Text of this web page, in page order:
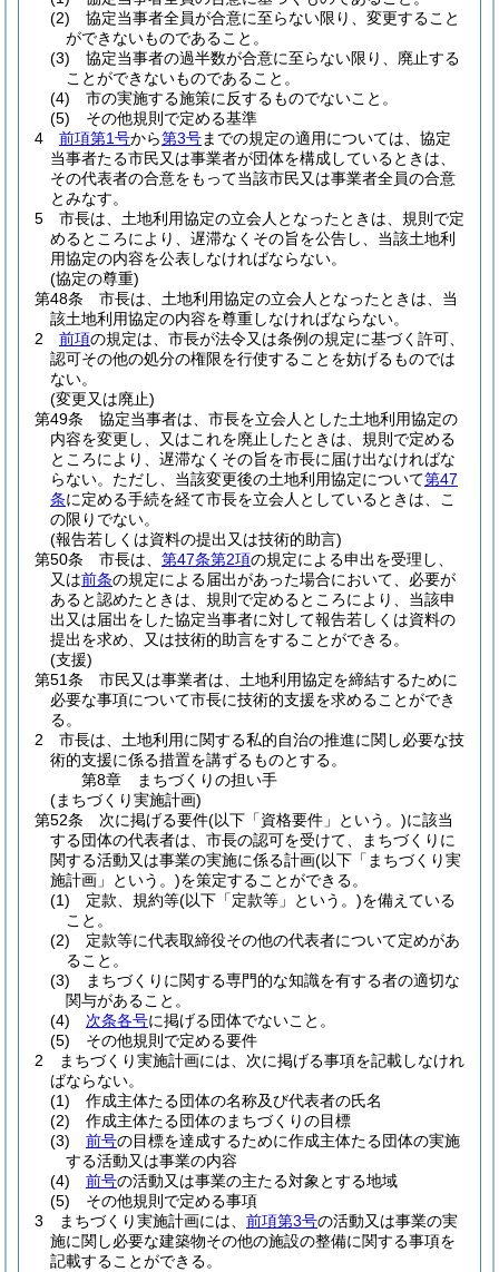
(2)
協定当事者全員が合意に至らない限り、変更すること
ができないものであること。
(3)
協定当事者の過半数が合意に至らない限り、廃止する
ことができないものであること。
(4)
市の実施する施策に反するものでないこと。
(5)
その他規則で定める基準
4
前項第1号から第3号までの規定の適用については、協定
当事者たる市民又は事業者が団体を構成しているときは、
その代表者の合意をもって当該市民又は事業者全員の合意
とみなす。
5
市長は、土地利用協定の立会人となったときは、規則で定
めるところにより、遅滞なくその旨を公告し、当該土地利
用協定の内容を公表しなければならない。
(協定の尊重)
第48条
市長は、土地利用協定の立会人となったときは、当
該土地利用協定の内容を尊重しなければならない。
2
前項の規定は、市長が法令又は条例の規定に基づく許可、
認可その他の処分の権限を行使することを妨げるものでは
ない。
(変更又は廃止)
第49条
協定当事者は、市長を立会人とした土地利用協定の
内容を変更し、又はこれを廃止したときは、規則で定める
ところにより、遅滞なくその旨を市長に届け出なければな
らない。 ただし、当該変更後の土地利用協定について第47
条に定める手続を経て市長を立会人としているときは、こ
の限りでない。
(報告若しくは資料の提出又は技術的助言)
第50条
市長は、 第47条第2項の規定による申出を受理し、
又は前条の規定による届出があった場合において、必要が
あると認めたときは、規則で定めるところにより、当該申
出又は届出をした協定当事者に対して報告若しくは資料の
提出を求め、又は技術的助言をすることができる。
(支援)
第51条
市民又は事業者は、土地利用協定を締結するために
必要な事項について市長に技術的支援を求めることができ
る。
2
市長は、土地利用に関する私的自治の推進に関し必要な技
術的支援に係る措置を講ずるものとする。
第8章
まちづくりの担い手
(まちづくり実施計画)
第52条
次に掲げる要件(以下「資格要件」という。)に該当
する団体の代表者は、市長の認可を受けて、まちづくりに
関する活動又は事業の実施に係る計画(以下「まちづくり実
施計画」という。)を策定することができる。
(1)
定款、規約等(以下「定款等」という。)を備えている
こと。
(2)
定款等に代表取締役その他の代表者について定めがあ
ること。
(3)
まちづくりに関する専門的な知識を有する者の適切な
関与があること。
(4)
次条各号に掲げる団体でないこと。
(5)
その他規則で定める要件
2
まちづくり実施計画には、次に掲げる事項を記載しなけれ
ばならない。
(1)
作成主体たる団体の名称及び代表者の氏名
(2)
作成主体たる団体のまちづくりの目標
(3)
前号の目標を達成するために作成主体たる団体の実施
する活動又は事業の内容
(4)
前号の活動又は事業の主たる対象とする地域
(5)
その他規則で定める事項
3
まちづくり実施計画には、 前項第3号の活動又は事業の実
施に関し必要な建築物その他の施設の整備に関する事項を
記載することができる。